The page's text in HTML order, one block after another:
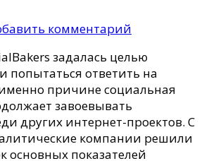
комментарий
в
чем
же
секрет
лидерства
Facebook?
задалась целью
попытаться ответить на
причине социальная
завоевывать
других интернет-проектов. С
компании решили
основных показателей